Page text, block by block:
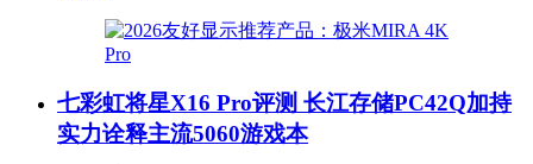
七彩虹将星X16 Pro评测 长江存储PC42Q加持
实力诠释主流5060游戏本